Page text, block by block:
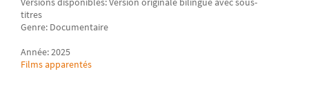
titres
Genre: Documentaire
Année: 2025
Films apparentés